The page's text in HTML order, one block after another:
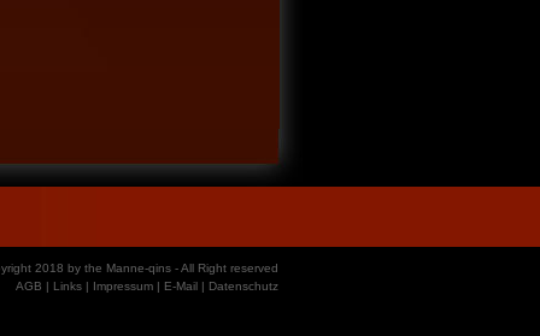
2018 by the Manne-qins - All Right reserved
AGB | Links | Impressum | E-Mail | Datenschutz